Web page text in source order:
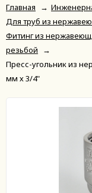
Главная →
Для труб из
Фитинг из
резьбой
→
Пресс-угольник из
мм х 3/4"